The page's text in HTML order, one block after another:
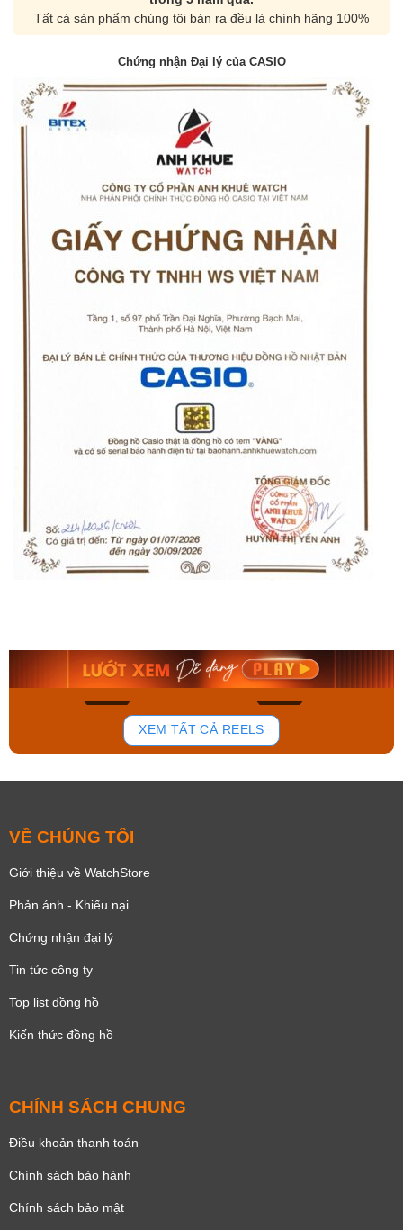
Tất cả sản phẩm chúng tôi bán ra đều là chính hãng 100%
Chứng nhận Đại lý của CASIO
140
Mua ngay Mua ngay
XEM TẤT CẢ REELS
VỀ CHÚNG TÔI
Giới thiệu về WatchStore
Phản ánh - Khiếu nại
Chứng nhận đại lý
Tin tức công ty
Top list đồng hồ
Kiến thức đồng hồ
CHÍNH SÁCH CHUNG
Điều khoản thanh toán
Chính sách bảo hành
Chính sách bảo mật